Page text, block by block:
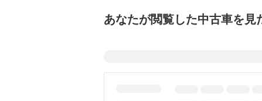
あなたが閲覧した中古車を